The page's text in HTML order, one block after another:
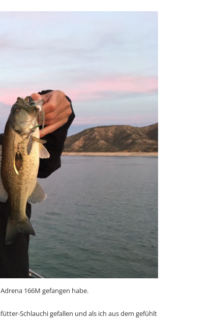
166M gefangen habe.
Schlauchi gefallen und als ich aus dem gefühlt